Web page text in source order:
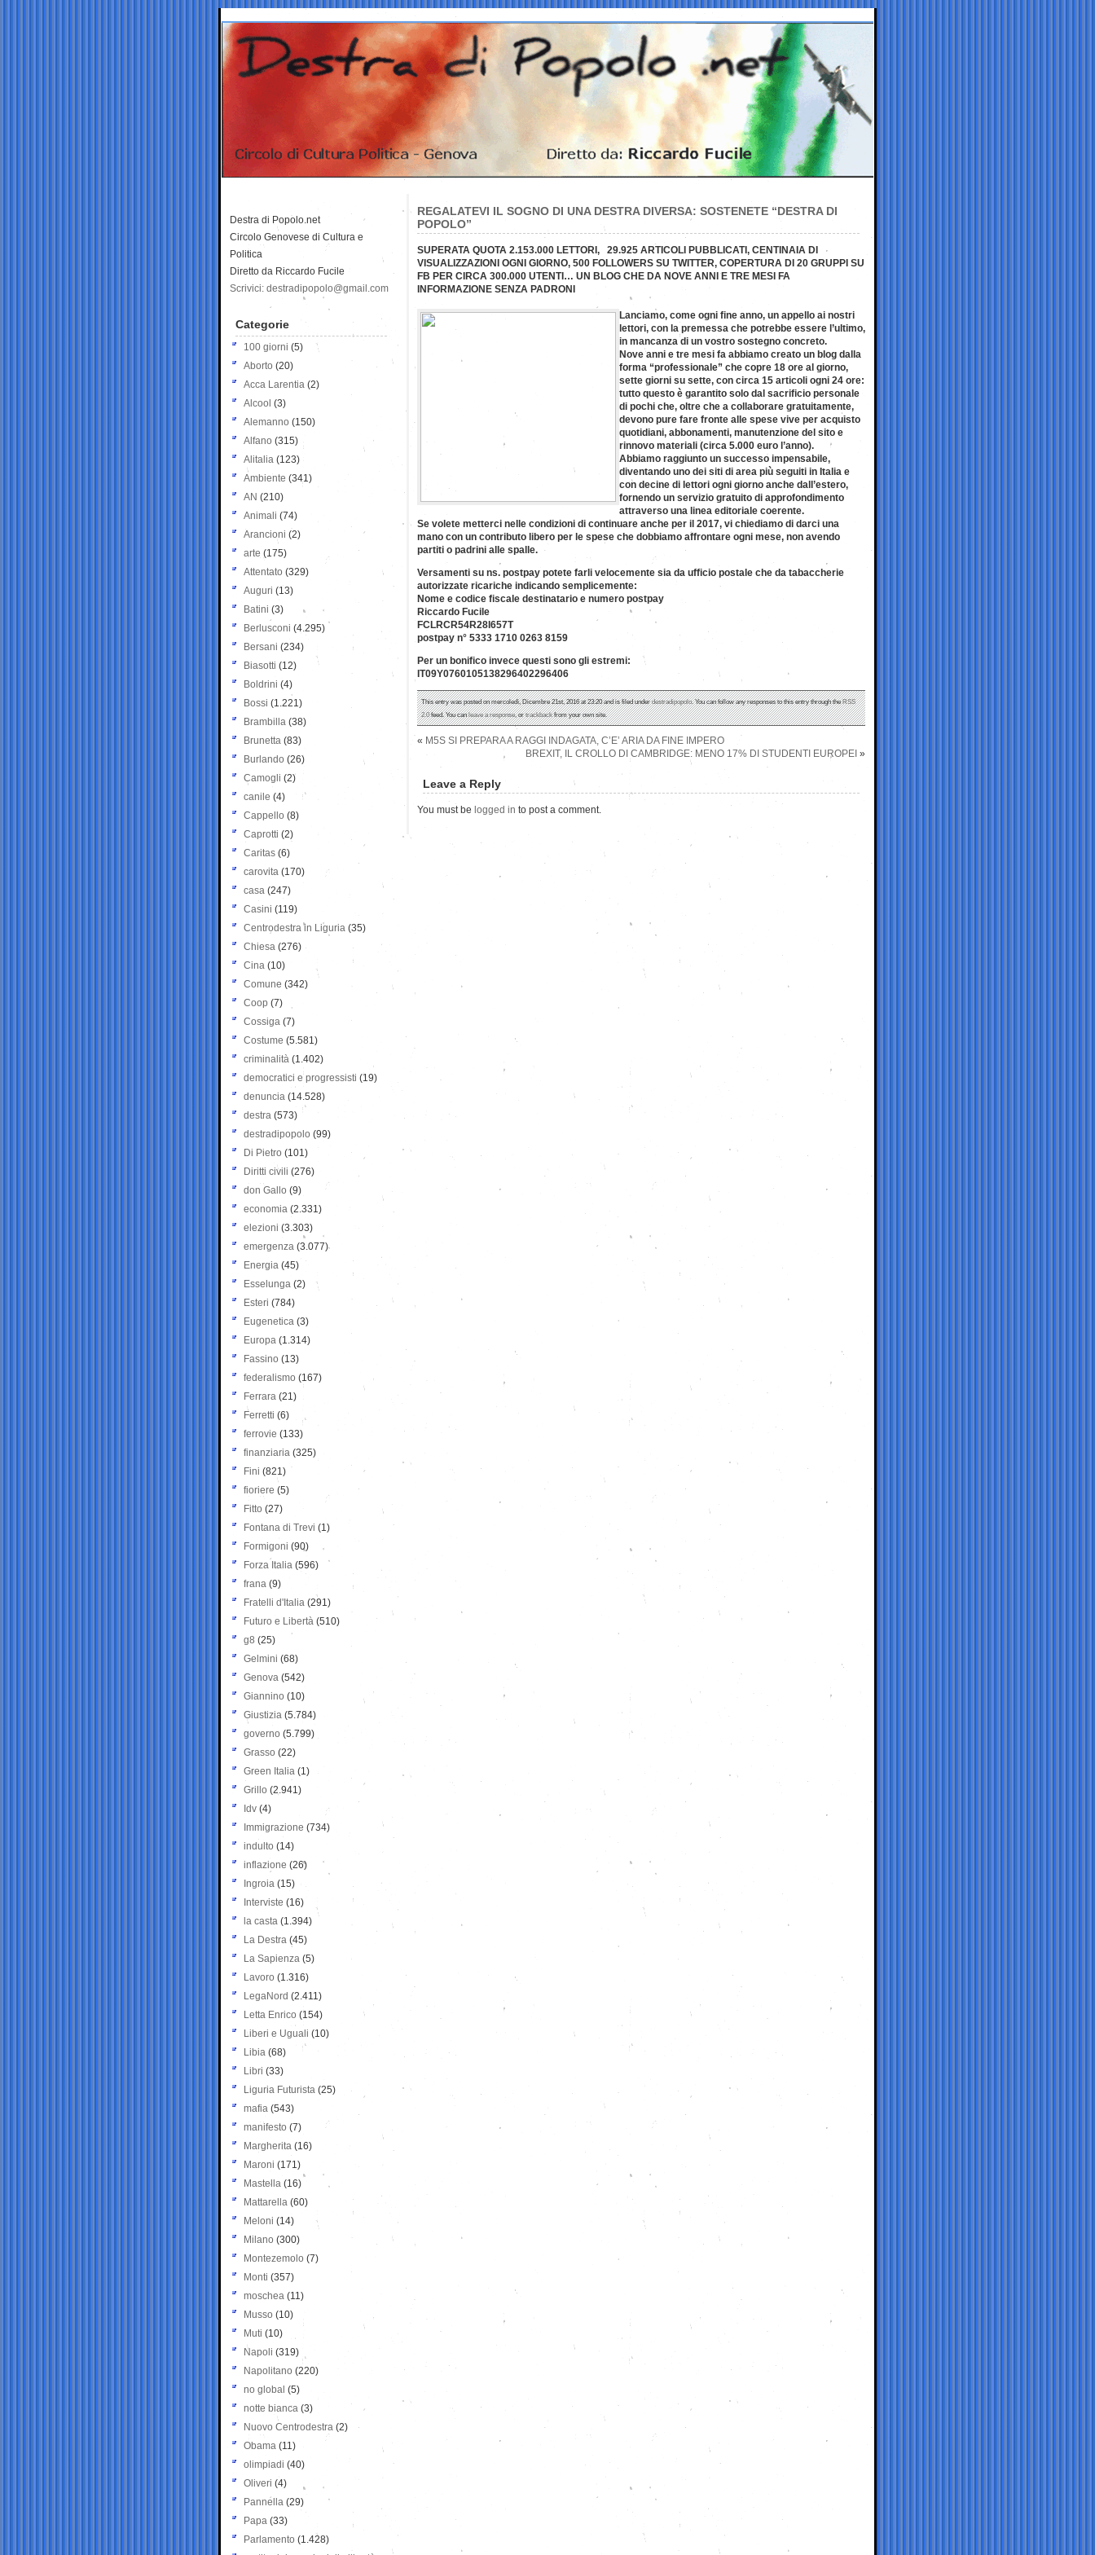
REGALATEVI IL SOGNO DI UNA DESTRA DIVERSA: SOSTENETE “DESTRA DI
POPOLO”
SUPERATA QUOTA 2.153.000 LETTORI, 29.925 ARTICOLI PUBBLICATI, CENTINAIA DI
VISUALIZZAZIONI OGNI GIORNO, 500 FOLLOWERS SU TWITTER, COPERTURA DI 20 GRUPPI SU
FB PER CIRCA 300.000 UTENTI… UN BLOG CHE DA NOVE ANNI E TRE MESI FA
INFORMAZIONE SENZA PADRONI
Lanciamo, come ogni fine anno, un appello ai nostri
lettori, con la premessa che potrebbe essere l’ultimo,
in mancanza di un vostro sostegno concreto.
Nove anni e tre mesi fa abbiamo creato un blog dalla
forma “professionale” che copre 18 ore al giorno,
sette giorni su sette, con circa 15 articoli ogni 24 ore:
tutto questo è garantito solo dal sacrificio personale
di pochi che, oltre che a collaborare gratuitamente,
devono pure fare fronte alle spese vive per acquisto
quotidiani, abbonamenti, manutenzione del sito e
rinnovo materiali (circa 5.000 euro l’anno).
Abbiamo raggiunto un successo impensabile,
diventando uno dei siti di area più seguiti in Italia e
con decine di lettori ogni giorno anche dall’estero,
fornendo un servizio gratuito di approfondimento
attraverso una linea editoriale coerente.
Se volete metterci nelle condizioni di continuare anche per il 2017, vi chiediamo di darci una
mano con un contributo libero per le spese che dobbiamo affrontare ogni mese, non avendo
partiti o padrini alle spalle.
Versamenti su ns. postpay potete farli velocemente sia da ufficio postale che da tabaccherie
autorizzate ricariche indicando semplicemente:
Nome e codice fiscale destinatario e numero postpay
Riccardo Fucile
FCLRCR54R28I657T
postpay n° 5333 1710 0263 8159
Per un bonifico invece questi sono gli estremi:
IT09Y0760105138296402296406
This entry was posted on mercoledì, Dicembre 21st, 2016 at 23:20 and is filed underdestradipopolo. You can follow any responses to this entry through theRSS
2.0feed. You canleave a response, ortrackbackfrom your own site.
« M5S SI PREPARA A RAGGI INDAGATA, C’E’ ARIA DA FINE IMPERO
BREXIT, IL CROLLO DI CAMBRIDGE: MENO 17% DI STUDENTI EUROPEI »
Leave a Reply
You must be logged in to post a comment.
Destra di Popolo.net
Circolo Genovese di Cultura e
Politica
Diretto da Riccardo Fucile
Scrivici: destradipopolo@gmail.com
Categorie
100 giorni (5)
Aborto (20)
Acca Larentia (2)
Alcool (3)
Alemanno (150)
Alfano (315)
Alitalia (123)
Ambiente (341)
AN (210)
Animali (74)
Arancioni (2)
arte (175)
Attentato (329)
Auguri (13)
Batini (3)
Berlusconi (4.295)
Bersani (234)
Biasotti (12)
Boldrini (4)
Bossi (1.221)
Brambilla (38)
Brunetta (83)
Burlando (26)
Camogli (2)
canile (4)
Cappello (8)
Caprotti (2)
Caritas (6)
carovita (170)
casa (247)
Casini (119)
Centrodestra in Liguria (35)
Chiesa (276)
Cina (10)
Comune (342)
Coop (7)
Cossiga (7)
Costume (5.581)
criminalità (1.402)
democratici e progressisti (19)
denuncia (14.528)
destra (573)
destradipopolo (99)
Di Pietro (101)
Diritti civili (276)
don Gallo (9)
economia (2.331)
elezioni (3.303)
emergenza (3.077)
Energia (45)
Esselunga (2)
Esteri (784)
Eugenetica (3)
Europa (1.314)
Fassino (13)
federalismo (167)
Ferrara (21)
Ferretti (6)
ferrovie (133)
finanziaria (325)
Fini (821)
fioriere (5)
Fitto (27)
Fontana di Trevi (1)
Formigoni (90)
Forza Italia (596)
frana (9)
Fratelli d'Italia (291)
Futuro e Libertà (510)
g8 (25)
Gelmini (68)
Genova (542)
Giannino (10)
Giustizia (5.784)
governo (5.799)
Grasso (22)
Green Italia (1)
Grillo (2.941)
Idv (4)
Immigrazione (734)
indulto (14)
inflazione (26)
Ingroia (15)
Interviste (16)
la casta (1.394)
La Destra (45)
La Sapienza (5)
Lavoro (1.316)
LegaNord (2.411)
Letta Enrico (154)
Liberi e Uguali (10)
Libia (68)
Libri (33)
Liguria Futurista (25)
mafia (543)
manifesto (7)
Margherita (16)
Maroni (171)
Mastella (16)
Mattarella (60)
Meloni (14)
Milano (300)
Montezemolo (7)
Monti (357)
moschea (11)
Musso (10)
Muti (10)
Napoli (319)
Napolitano (220)
no global (5)
notte bianca (3)
Nuovo Centrodestra (2)
Obama (11)
olimpiadi (40)
Oliveri (4)
Pannella (29)
Papa (33)
Parlamento (1.428)